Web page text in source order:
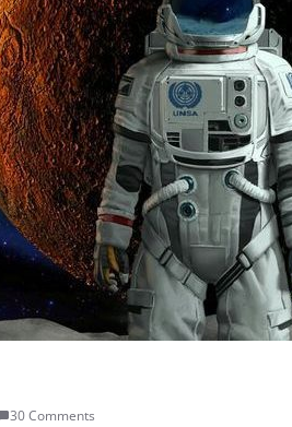
30 Comments